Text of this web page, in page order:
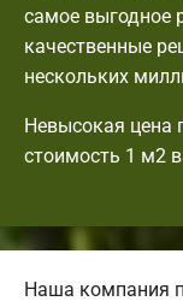
самое выгодное
качественные
нескольких
Невысокая цена
стоимость 1 м2
Наша компания